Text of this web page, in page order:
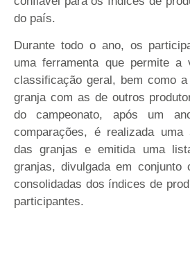
do país.
Durante todo o ano, os
uma ferramenta que permite a
classificação geral, bem como
granja com as de outros
do campeonato, após um
comparações, é realizada uma
das granjas e emitida uma
granjas, divulgada em conjunto
consolidadas dos índices de
participantes.